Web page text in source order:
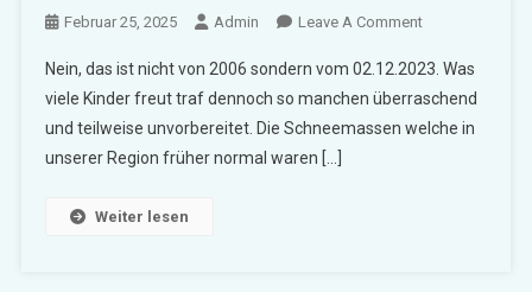
Februar 25, 2025 Admin Leave A CommentOn
Nein, das ist nicht von 2006 sondern vom 02.12.2023. Was
viele Kinder freut traf dennoch so manchen überraschend
und teilweise unvorbereitet. Die Schneemassen welche in
unserer Region früher normal waren […]
Weiter lesen